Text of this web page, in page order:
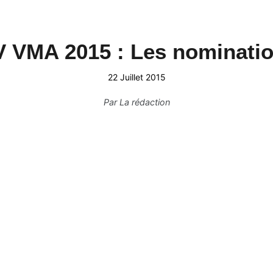
VMA 2015 : Les
22 Juillet 2015
ParLa rédaction